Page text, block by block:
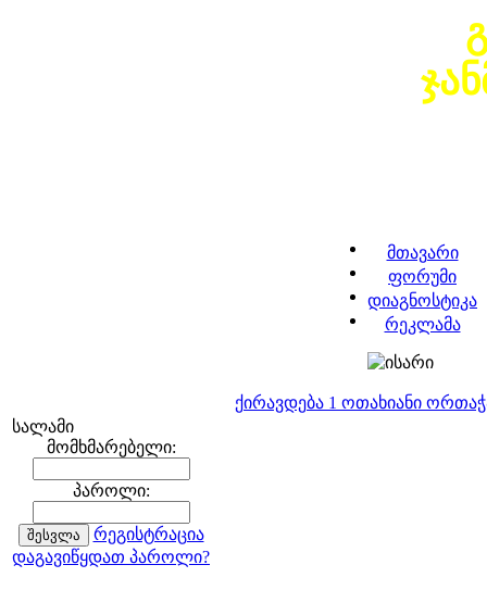
მთავარი
ფორუმი
დიაგნოსტიკა
რეკლამა
ქირავდება 1 ოთახიანი
სალამი
მომხმარებელი:
პაროლი:
რეგისტრაცია
დაგავიწყდათ პაროლი?